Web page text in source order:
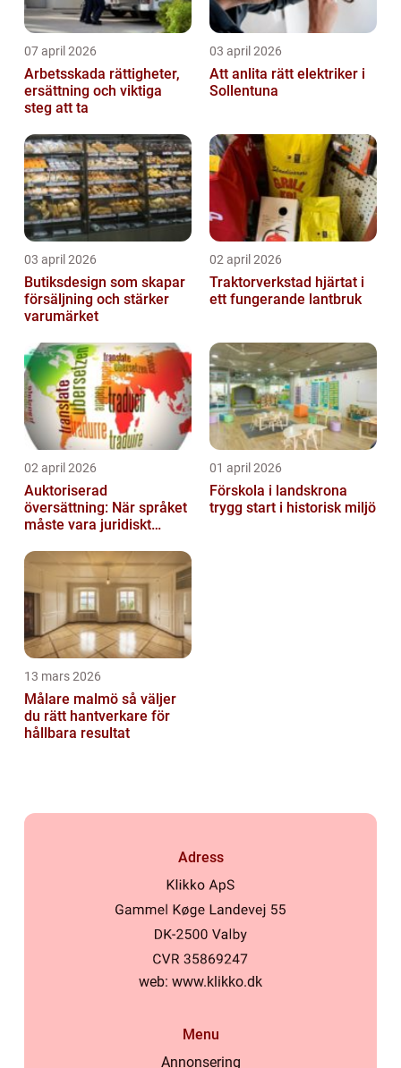
07 april 2026
Arbetsskada rättigheter,
ersättning och viktiga
steg att ta
03 april 2026
Att anlita rätt elektriker i
Sollentuna
03 april 2026
Butiksdesign som skapar
försäljning och stärker
varumärket
02 april 2026
Traktorverkstad hjärtat i
ett fungerande lantbruk
02 april 2026
Auktoriserad
översättning: När språket
måste vara juridiskt
01 april 2026
Förskola i landskrona
trygg start i historisk miljö
13 mars 2026
Målare malmö så väljer
du rätt hantverkare för
hållbara resultat
Adress
web: www.klikko.dk
Menu
Annonsering